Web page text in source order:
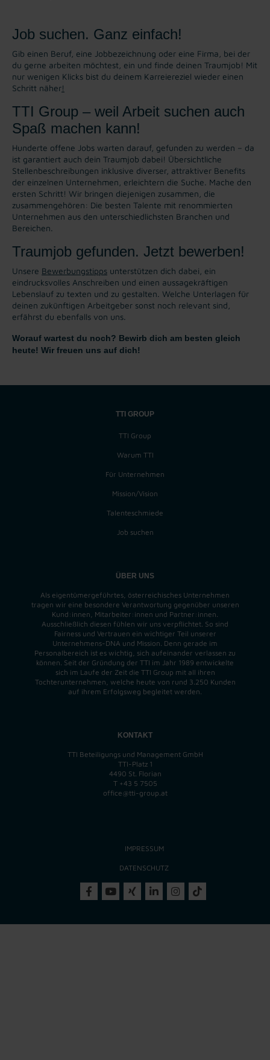
Job suchen. Ganz einfach!
Gib einen Beruf, eine Jobbezeichnung oder eine Firma, bei der
du gerne arbeiten möchtest, ein und finde deinen Traumjob! Mit
nur wenigen Klicks bist du deinem Karreiereziel wieder einen
Schritt näher!
TTI Group – weil Arbeit suchen auch
Spaß machen kann!
Hunderte offene Jobs warten darauf, gefunden zu werden – da
ist garantiert auch dein Traumjob dabei! Übersichtliche
Stellenbeschreibungen inklusive diverser, attraktiver Benefits
der einzelnen Unternehmen, erleichtern die Suche. Mache den
ersten Schritt! Wir bringen diejenigen zusammen, die
zusammengehören: Die besten Talente mit renommierten
Unternehmen aus den unterschiedlichsten Branchen und
Bereichen.
Traumjob gefunden. Jetzt bewerben!
Unsere Bewerbungstipps unterstützen dich dabei, ein
eindrucksvolles Anschreiben und einen aussagekräftigen
Lebenslauf zu texten und zu gestalten. Welche Unterlagen für
deinen zukünftigen Arbeitgeber sonst noch relevant sind,
erfährst du ebenfalls von uns.
Worauf wartest du noch? Bewirb dich am besten gleich
heute! Wir freuen uns auf dich!
TTI GROUP
TTI Group
Warum TTI
Für Unternehmen
Mission/Vision
Talenteschmiede
Job suchen
ÜBER UNS
Als eigentümergeführtes, österreichisches Unternehmen
tragen wir eine besondere Verantwortung gegenüber unseren
Kund:innen, Mitarbeiter:innen und Partner:innen.
Ausschließlich diesen fühlen wir uns verpflichtet. So sind
Fairness und Vertrauen ein wichtiger Teil unserer
Unternehmens-DNA und Mission . Denn gerade im
Personalbereich ist es wichtig, sich aufeinander verlassen zu
können. Seit der Gründung der TTI im Jahr 1989 entwickelte
sich im Laufe der Zeit die TTI Group mit all ihren
Tochterunternehmen, welche heute von rund 3.250 Kunden
auf ihrem Erfolgsweg begleitet werden.
KONTAKT
TTI Beteiligungs und Management GmbH
TTI-Platz 1
4490 St. Florian
T +43 5 7505
office@tti-group.at
IMPRESSUM
DATENSCHUTZ